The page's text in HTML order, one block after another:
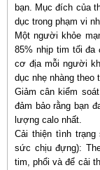
bạn. Mục đích của
dục trong phạm vi
Một người khỏe
85% nhịp tim tối đa
cơ địa mỗi người
dục nhẹ nhàng theo
Giảm cân kiểm
đảm bảo rằng bạn
lượng calo nhất.
Cải thiện tình
sức chịu đựng):
tim, phổi và để cải